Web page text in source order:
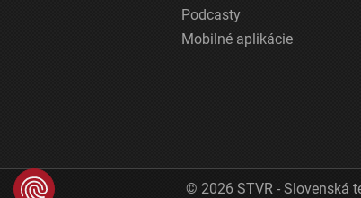
Podcasty
Mobilné aplikácie
© 2026 STVR - Slovenská